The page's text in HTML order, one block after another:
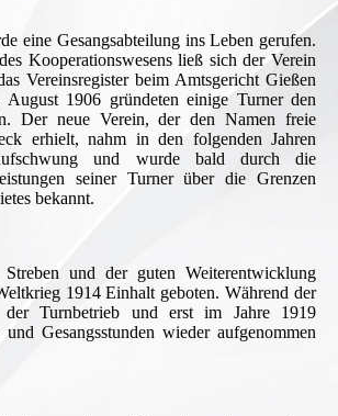
eine Gesangsabteilung ins Leben gerufen.
Kooperationswesens ließ sich der Verein
Vereinsregister beim Amtsgericht Gießen
1906 gründeten einige Turner den
Der neue Verein, der den Namen freie
erhielt, nahm in den folgenden Jahren
und wurde bald durch die
seiner Turner über die Grenzen
bekannt.
Streben und der guten Weiterentwicklung
1914 Einhalt geboten. Während der
der Turnbetrieb und erst im Jahre 1919
Gesangsstunden wieder aufgenommen